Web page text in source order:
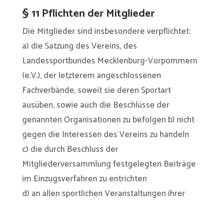
§ 11 Pflichten der Mitglieder
Die Mitglieder sind insbesondere verpflichtet:
a) die Satzung des Vereins, des
Landessportbundes Mecklenburg-Vorpommern
(e.V.), der letzterem angeschlossenen
Fachverbände, soweit sie deren Sportart
ausüben, sowie auch die Beschlüsse der
genannten Organisationen zu befolgen b) nicht
gegen die Interessen des Vereins zu handeln
c) die durch Beschluss der
Mitgliederversammlung festgelegten Beiträge
im Einzugsverfahren zu entrichten
d) an allen sportlichen Veranstaltungen ihrer